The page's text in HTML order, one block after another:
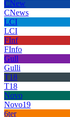
CNew
CNews
LCI
LCI
FInf
FInfo
Gull
Gulli
T18
T18
Novo
Novo19
6ter